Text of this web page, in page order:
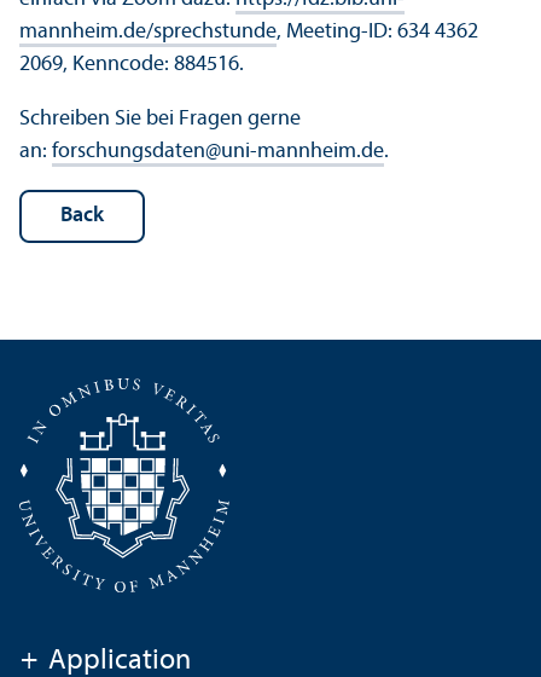
mannheim.de/sprechstunde, Meeting-ID: 634 4362
2069, Kenncode: 884516.
Schreiben Sie bei Fragen gerne
an: forschungsdaten@uni-mannheim.de.
Back
+ Application